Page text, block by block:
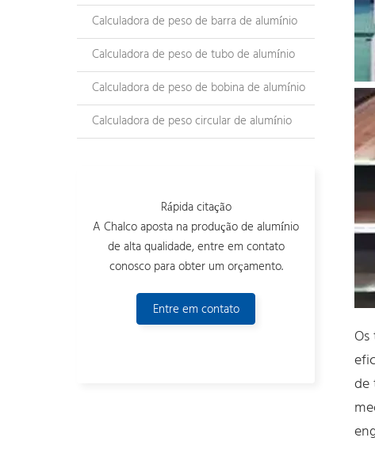
Calculadora de peso de barra de alumínio
Calculadora de peso de tubo de alumínio
Calculadora de peso de bobina de alumínio
Calculadora de peso circular de alumínio
Rápida citação
A Chalco aposta na produção de alumínio
de alta qualidade, entre em contato
conosco para obter um orçamento.
Entre em contato
de